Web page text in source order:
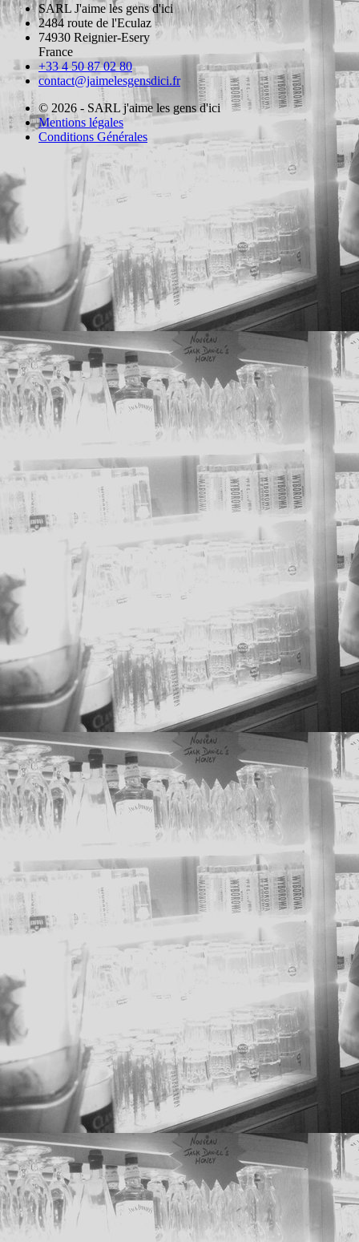
SARL J'aime les gens d'ici
2484 route de l'Eculaz
74930 Reignier-Esery
France
+33 4 50 87 02 80
contact@jaimelesgensdici.fr
© 2026 - SARL j'aime les gens d'ici
Mentions légales
Conditions Générales